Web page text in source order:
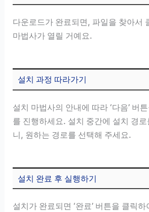
다운로드가 완료되면, 파일을 찾아서
마법사가 열릴 거예요.
설치 과정 따라가기
설치 마법사의 안내에 따라 ‘다음’ 버
를 진행하세요. 설치 중간에 설치 경
니, 원하는 경로를 선택해 주세요.
설치 완료 후 실행하기
설치가 완료되면 ‘완료’ 버튼을 클릭